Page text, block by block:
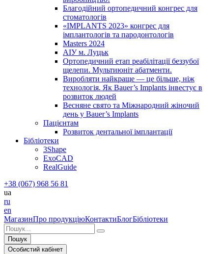
Благодійний ортопедичний конгрес для
стоматологів
«IMPLANTS 2023» конгрес для
імплантологів та пародонтологів
Masters 2024
АІУ м. Луцьк
Ортопедичний етап реабілітації беззубої
щелепи. Мультиюніт абатменти.
Виробляти найкраще — це більше, ніж
технологія. Як Bauer’s Implants інвестує в
розвиток людей
Весняне свято та Міжнародний жіночий
день у Bauer’s Implants
Пацієнтам
Розвиток дентальної імплантації
Бібліотеки
3Shape
ExoCAD
RealGuide
+38 (067) 968 56 81
ua
ru
en
МагазинПро продукціюКонтактиБлогБібліотеки
Пошук
Особистий кабінет